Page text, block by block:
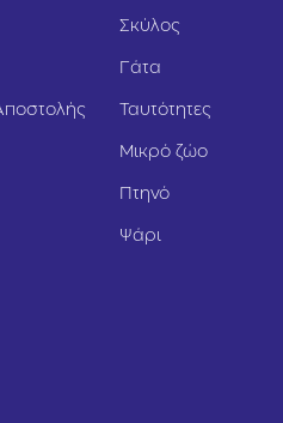
Σκύλος
Γάτα
Ταυτότητες
Μικρό ζώο
Πτηνό
Ψάρι